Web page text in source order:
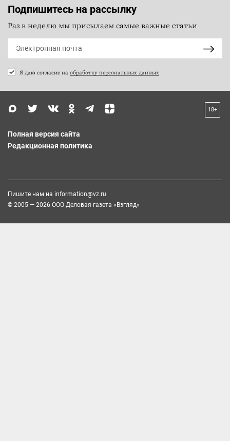
Подпишитесь на рассылку
Раз в неделю мы присылаем самые важные статьи
Я даю согласие на обработку персональных данных
18+
Полная версия сайта
Редакционная политика
Пишите нам на information@vz.ru
© 2005 — 2026 ООО Деловая газета «Взгляд»